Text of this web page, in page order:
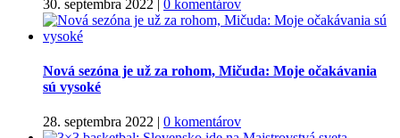
30. septembra 2022 | 0 komentárov
Nová sezóna je už za rohom, Mičuda: Moje očakávania
sú vysoké
28. septembra 2022 | 0 komentárov